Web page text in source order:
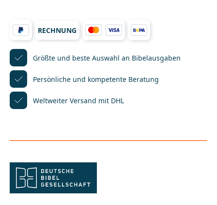
Abschreiben und Auswendiglernen von Bibelversen
ist es ideal.Mit seinem flach aufschlagbaren
Einband, dem angenehmen Papier und viel Platz
zum Schreiben lädt es dazu ein, in der Bibel zu
lesen, darüber nachzudenken und Gottes Wort ganz
persönlich zu entdecken.
RECHNUNG
Größte und beste Auswahl an Bibelausgaben
Persönliche und kompetente Beratung
Weltweiter Versand mit DHL